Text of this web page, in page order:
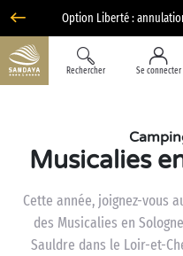
Option Liberté :
Rechercher Se connecter
Musicalies
Cette année, joignez-vous
des Musicalies en
Sauldre dans le Loir-et-